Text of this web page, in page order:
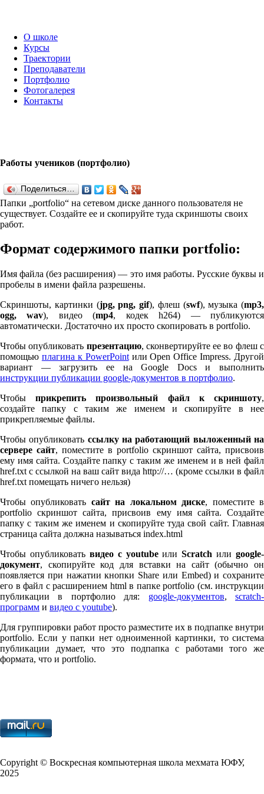
О школе
Курсы
Траектории
Преподаватели
Портфолио
Фотогалерея
Контакты
Работы учеников (портфолио)
Поделиться…
Папки „port­fo­lio“ на сетевом диске данного пользователя не
существует. Создайте ее и скопируйте туда скриншоты своих
работ.
Формат содержимого папки port­fo­lio:
Имя файла (без расширения) — это имя работы. Русские буквы и
пробелы в имени файла разрешены.
Скриншоты, картинки (jpg, png, gif), флеш (swf), музыка (mp3,
ogg, wav), видео (mp4, кодек h264) — публикуются
автоматически. Достаточно их просто скопировать в port­fo­lio.
Чтобы опубликовать презентацию, сконвертируйте ее во флеш с
помощью плагина к Pow­er­Pointили Open Office Impress. Другой
вариант — загрузить ее на Google Docs и выполнить
инструкции публикации google-документов в портфолио.
Чтобыприкрепить произвольный файл к скриншоту,
создайте папку с таким же именем и скопируйте в нее
прикрепляемые файлы.
Чтобы опубликовать ссылку на работающий выложенный на
сервере сайт, поместите в port­fo­lio скриншот сайта, присвоив
ему имя сайта. Создайте папку с таким же именем и в ней файл
href.txt с ссылкой на ваш сайт вида http://… (кроме ссылки в файл
href.txt помещать ничего нельзя)
Чтобы опубликовать сайт на локальном диске, поместите в
port­fo­lio скриншот сайта, присвоив ему имя сайта. Создайте
папку с таким же именем и скопируйте туда свой сайт. Главная
страница сайта должна называться index.html
Чтобы опубликовать видео с youtubeилиScratch или google-
документ, скопируйте код для вставки на сайт (обычно он
появляется при нажатии кнопки Share или Embed) и сохраните
его в файл с расширением html в папке port­fo­lio (см. инструкции
публикации в портфолио для: google-документов,scratch-
программ и видео с youtube).
Для группировки работ просто разместите их в подпапке внутри
port­fo­lio. Если у папки нет одноименной картинки, то система
публикации думает, что это подпапка с работами того же
формата, что и port­fo­lio.
Copy­right © Воскресная компьютерная школа мехмата ЮФУ,
2025